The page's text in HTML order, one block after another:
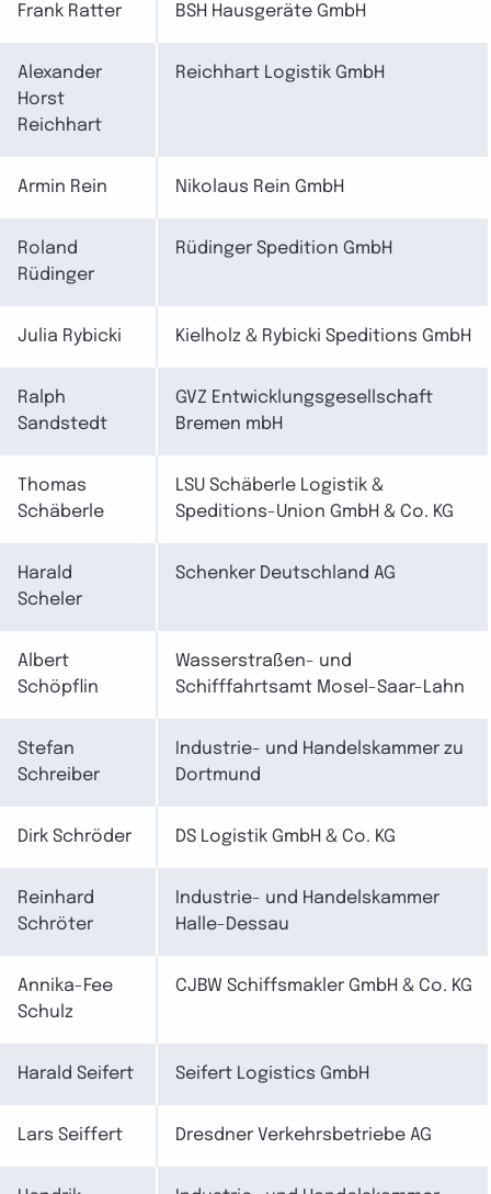
Frank Ratter BSH Hausgeräte GmbH
Alexander
Horst
Reichhart
Reichhart Logistik GmbH
Armin Rein Nikolaus Rein GmbH
Roland
Rüdinger
Rüdinger Spedition GmbH
Julia Rybicki Kielholz & Rybicki Speditions GmbH
Ralph
Sandstedt
GVZ Entwicklungsgesellschaft
Bremen mbH
Thomas
Schäberle
LSU Schäberle Logistik &
Speditions-Union GmbH & Co. KG
Harald
Scheler
Schenker Deutschland AG
Albert
Schöpflin
Wasserstraßen- und
Schifffahrtsamt Mosel-Saar-Lahn
Stefan
Schreiber
Industrie- und Handelskammer zu
Dortmund
Dirk Schröder DS Logistik GmbH & Co. KG
Reinhard
Schröter
Industrie- und Handelskammer
Halle-Dessau
Annika-Fee
Schulz
CJBW Schiffsmakler GmbH & Co. KG
Harald Seifert Seifert Logistics GmbH
Lars Seiffert Dresdner Verkehrsbetriebe AG